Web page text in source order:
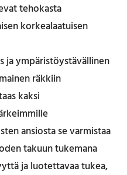
tehokasta
korkealaatuisen
ja ympäristöystävällinen
räkkiin
kaksi
ansiosta se varmistaa
takuun tukemana
ja luotettavaa tukea,